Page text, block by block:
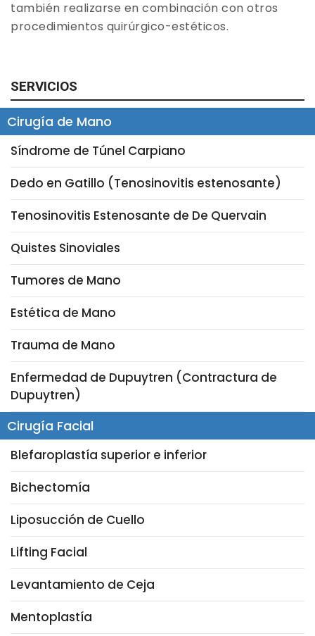
también realizarse en combinación con otros
procedimientos quirúrgico-estéticos.
SERVICIOS
Cirugía de Mano
Síndrome de Túnel Carpiano
Dedo en Gatillo (Tenosinovitis estenosante)
Tenosinovitis Estenosante de De Quervain
Quistes Sinoviales
Tumores de Mano
Estética de Mano
Trauma de Mano
Enfermedad de Dupuytren (Contractura de
Dupuytren)
Cirugía Facial
Blefaroplastía superior e inferior
Bichectomía
Liposucción de Cuello
Lifting Facial
Levantamiento de Ceja
Mentoplastía